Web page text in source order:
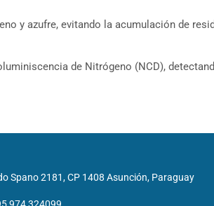
y azufre, evitando la acumulación de
de Nitrógeno (NCD),
Spano 2181, CP 1408 Asunción, Paraguay